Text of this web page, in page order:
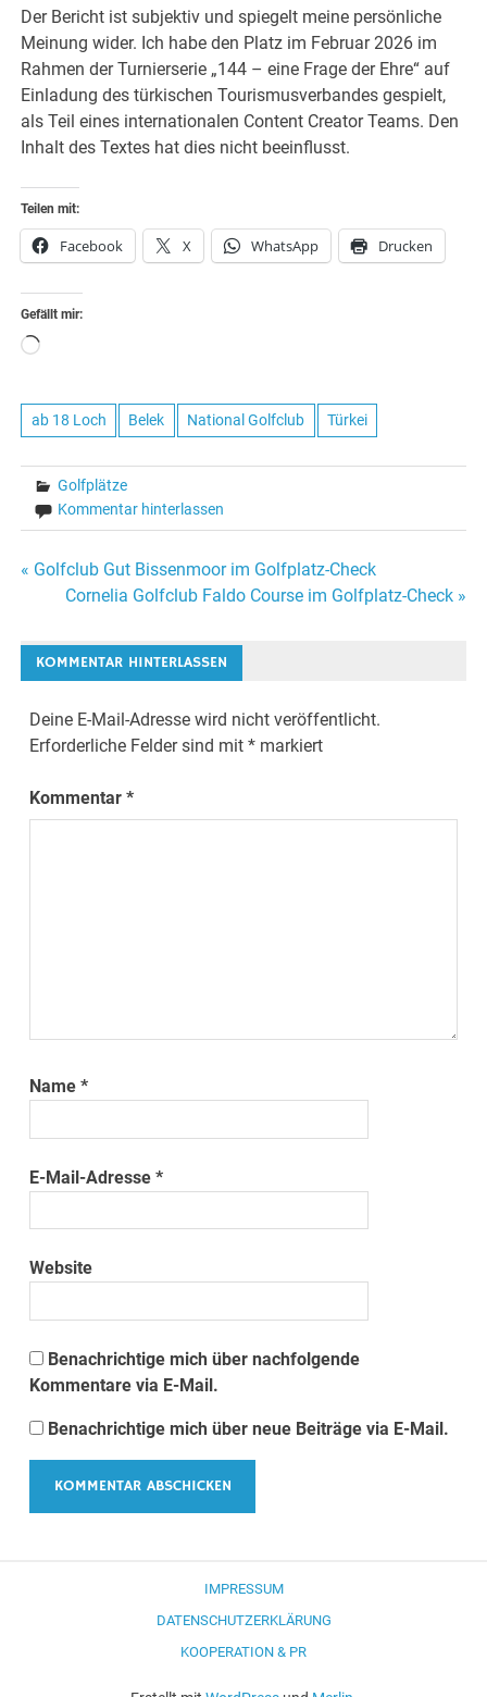
Der Bericht ist subjektiv und spiegelt meine persönliche
Meinung wider. Ich habe den Platz im Februar 2026 im
Rahmen der Turnierserie „144 – eine Frage der Ehre“ auf
Einladung des türkischen Tourismusverbandes gespielt,
als Teil eines internationalen Content Creator Teams. Den
Inhalt des Textes hat dies nicht beeinflusst.
Teilen mit:
Facebook X WhatsApp Drucken
Gefällt mir:
Wird
ab 18 Loch Belek National Golfclub Türkei
Golfplätze
Kommentar hinterlassen
Beitragsnavigation
« Golfclub Gut Bissenmoor im Golfplatz-Check
Cornelia Golfclub Faldo Course im Golfplatz-Check »
KOMMENTAR HINTERLASSEN
Deine E-Mail-Adresse wird nicht veröffentlicht.
Erforderliche Felder sind mit* markiert
Kommentar*
Name*
E-Mail-Adresse*
Website
Benachrichtige mich über nachfolgende
Kommentare via E-Mail.
Benachrichtige mich über neue Beiträge via E-Mail.
IMPRESSUM
DATENSCHUTZERKLÄRUNG
KOOPERATION & PR